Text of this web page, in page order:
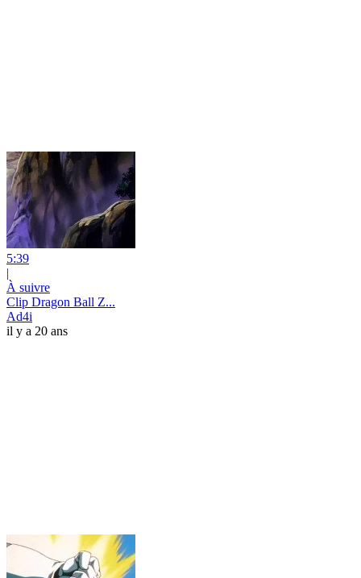
5:39
|
À suivre
Clip Dragon Ball Z...
Ad4i
il y a 20 ans